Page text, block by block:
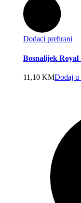
Dodaci prehrani
Bosnalijek Royal
11,10 KMDodaj u